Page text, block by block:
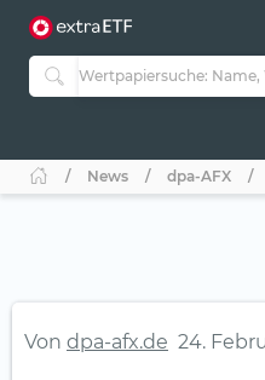
ETF-Guide 2.0
Guide Aktive ETFs
ETF-Sparpläne
News dpa-AFX
Von dpa-afx.de 24.